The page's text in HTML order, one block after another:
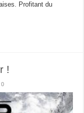
Profitant du
!
0